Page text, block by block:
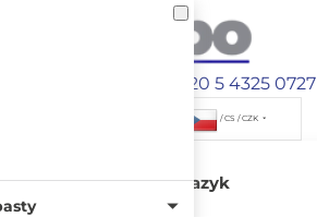
+420 5 4325 0727
/ CS / CZK
Jazyk